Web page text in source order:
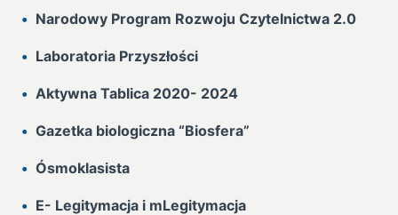
Narodowy Program Rozwoju Czytelnictwa 2.0
Laboratoria Przyszłości
Aktywna Tablica 2020- 2024
Gazetka biologiczna “Biosfera”
Ósmoklasista
E- Legitymacja i mLegitymacja